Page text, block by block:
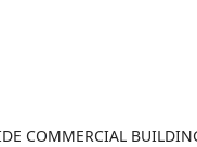
COMMERCIAL